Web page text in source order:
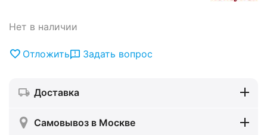
Нет в наличии
Отложить Задать вопрос
Доставка
Самовывоз в Москве